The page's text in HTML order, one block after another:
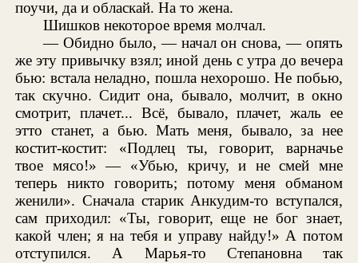
поучи, да и обласкай. На то жена.
Шишков некоторое время молчал.
— Обидно было, — начал он снова, — опять
же эту привычку взял; иной день с утра до вечера
бью: встала неладно, пошла нехорошо. Не побью,
так скучно. Сидит она, бывало, молчит, в окно
смотрит, плачет... Всё, бывало, плачет, жаль ее
этто станет, а бью. Мать меня, бывало, за нее
костит-костит: «Подлец ты, говорит, варначье
твое мясо!» — «Убью, кричу, и не смей мне
теперь никто говорить; потому меня обманом
женили». Сначала старик Анкудим-то вступался,
сам приходил: «Ты, говорит, еще не бог знает,
какой член; я на тебя и управу найду!» А потом
отступился. А Марья-то Степановна так